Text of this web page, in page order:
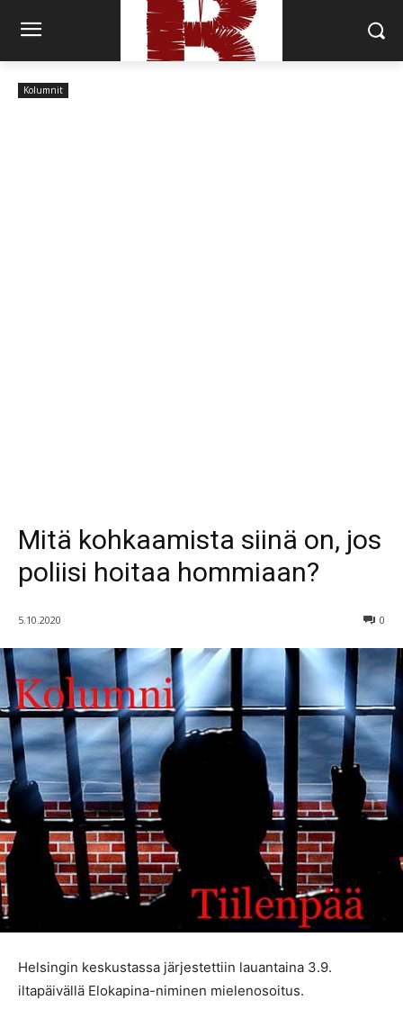
Kolumnit
Mitä kohkaamista siinä on, jos
poliisi hoitaa hommiaan?
5.10.2020 0
Helsingin keskustassa järjestettiin lauantaina 3.9.
iltapäivällä Elokapina-niminen mielenosoitus.